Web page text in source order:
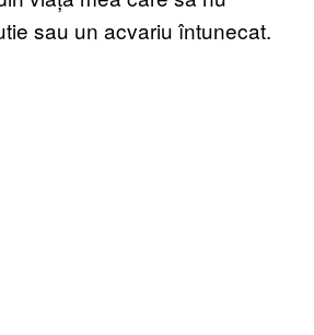
sau un acvariu întunecat.